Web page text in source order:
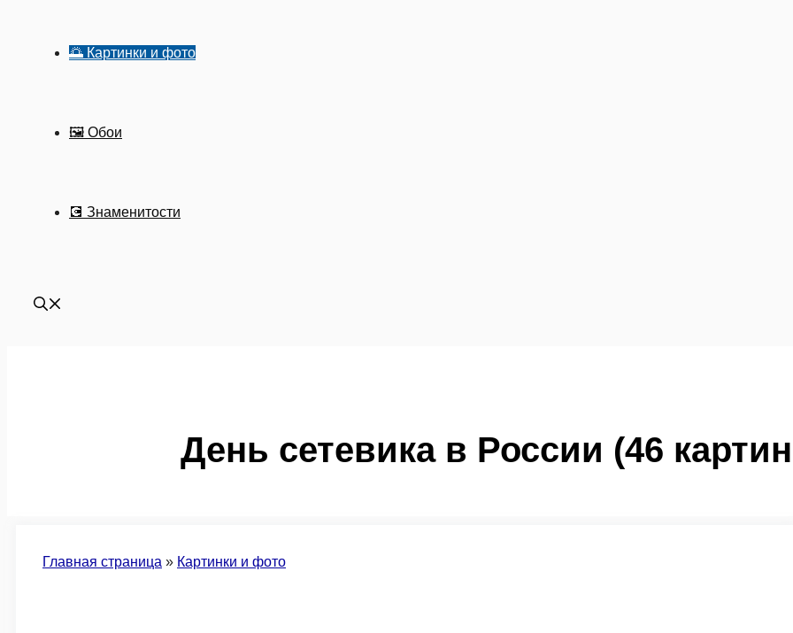
🌅 Картинки и фото
🖼 Обои
💽 Знаменитости
День сетевика в России (46
Главная страница » Картинки и фото